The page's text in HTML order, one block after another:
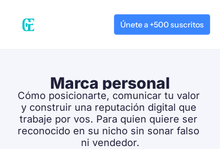
Únete a +500 suscritos
Marca personal
Cómo posicionarte, comunicar tu valor
y construir una reputación digital que
trabaje por vos. Para quien quiere ser
reconocido en su nicho sin sonar falso
ni vendedor.